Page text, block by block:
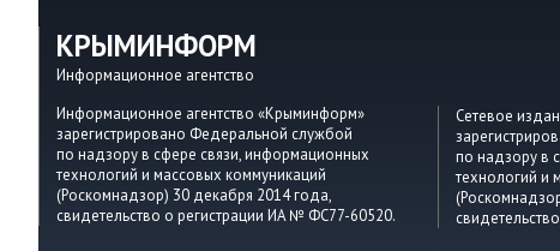
КРЫМИНФОРМ
Информационное агентство
Информационное агентство «Крыминформ»
зарегистрировано Федеральной службой
по надзору в сфере связи, информационных
технологий и массовых коммуникаций
(Роскомнадзор) 30 декабря 2014 года,
свидетельство о регистрации ИА № ФС77-60520.
Сетевое
по надзору в
технологий и